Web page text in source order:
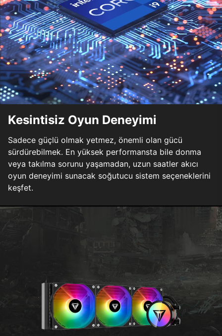
Kesintisiz Oyun Deneyimi
Sadece güçlü olmak yetmez, önemli olan gücü
sürdürebilmek. En yüksek performansta bile donma
veya takılma sorunu yaşamadan, uzun saatler akıcı
oyun deneyimi sunacak soğutucu sistem seçeneklerini
keşfet.